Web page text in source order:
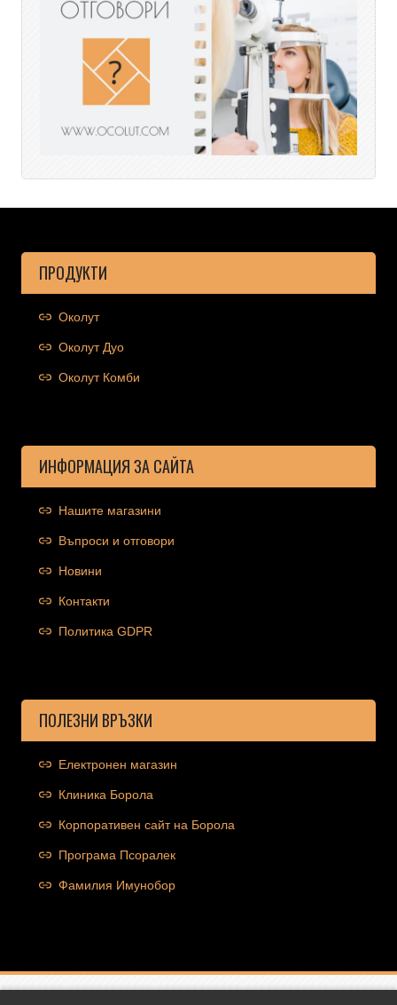
ПРОДУКТИ
Околут
Околут Дуо
Околут Комби
ИНФОРМАЦИЯ ЗА САЙТА
Нашите магазини
Въпроси и отговори
Новини
Контакти
Политика GDPR
ПОЛЕЗНИ ВРЪЗКИ
Електронен магазин
Клиника Борола
Корпоративен сайт на Борола
Програма Псоралек
Фамилия Имунобор